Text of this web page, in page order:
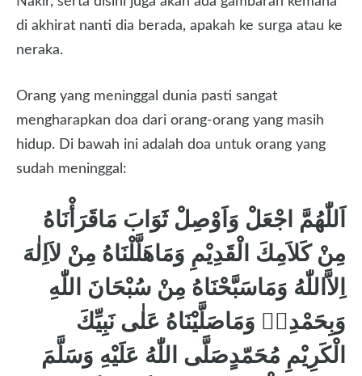
di akhirat nanti dia berada, apakah ke surga atau ke
neraka.
Orang yang meninggal dunia pasti sangat
mengharapkan doa dari orang-orang yang masih
hidup. Di bawah ini adalah doa untuk orang yang
sudah meninggal:
اَللّٰهُمَّ اجْعَلْ وَاَوْصِلْ ثَوَابَ مَاقَرَأْنَاهُ
مِنْ كَلاَمِكَ الْقَدِيْمِ وَمَاهَلَّلْنَاهُ مِنْ لاَاِلٰهَ
اِلاَّاللّٰهُ وَمَاسَبَّحْنَاهُ مِنْ سُبْحَانَ اللّٰهِ
وَبِحَمْدِهٖ وَمَاصَلَّيْنَاهُ عَلٰى نَبِيِّكَ
الْكَرِيْمِ مُحَمّدٍصَلَّى اللّٰهُ عَلَيْهِ وَسَلَّمَ